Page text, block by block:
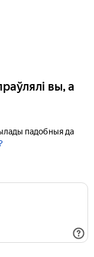
вы, а
падобныя да